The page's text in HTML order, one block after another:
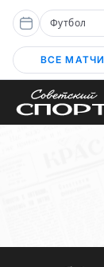
Футбол
ВСЕ МАТЧИ